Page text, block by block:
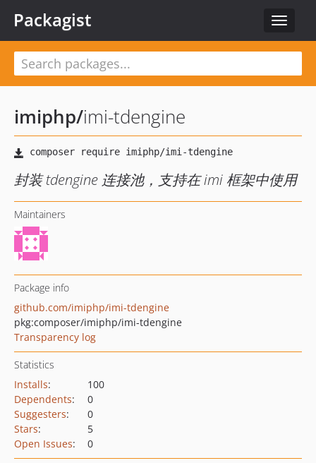
Toggle
Packagist
imiphp/imi-tdengine
封装 tdengine 连接池，支持在 imi 框架中使用
Maintainers
Package info
github.com/imiphp/imi-tdengine
pkg:composer/imiphp/imi-tdengine
Transparency log
Statistics
Installs:
100
Dependents:
0
Suggesters:
0
Stars:
5
Open Issues: 0